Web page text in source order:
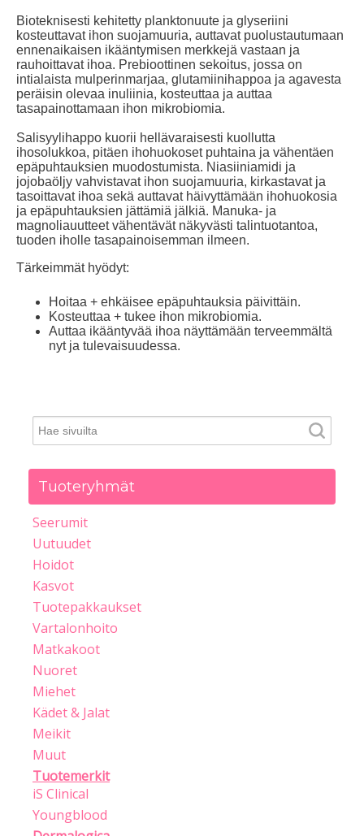
Bioteknisesti kehitetty planktonuute ja glyseriini
kosteuttavat ihon suojamuuria, auttavat puolustautumaan
ennenaikaisen ikääntymisen merkkejä vastaan ja
rauhoittavat ihoa. Prebioottinen sekoitus, jossa on
intialaista mulperinmarjaa, glutamiinihappoa ja agavesta
peräisin olevaa inuliinia, kosteuttaa ja auttaa
tasapainottamaan ihon mikrobiomia.
Salisyylihappo kuorii hellävaraisesti kuollutta
ihosolukkoa, pitäen ihohuokoset puhtaina ja vähentäen
epäpuhtauksien muodostumista. Niasiiniamidi ja
jojobaöljy vahvistavat ihon suojamuuria, kirkastavat ja
tasoittavat ihoa sekä auttavat häivyttämään ihohuokosia
ja epäpuhtauksien jättämiä jälkiä. Manuka- ja
magnoliauutteet vähentävät näkyvästi talintuotantoa,
tuoden iholle tasapainoisemman ilmeen.
Tärkeimmät hyödyt:
Hoitaa + ehkäisee epäpuhtauksia päivittäin.
Kosteuttaa + tukee ihon mikrobiomia.
Auttaa ikääntyvää ihoa näyttämään terveemmältä
nyt ja tulevaisuudessa.
Tuoteryhmät
Seerumit
Uutuudet
Hoidot
Kasvot
Tuotepakkaukset
Vartalonhoito
Matkakoot
Nuoret
Miehet
Kädet & Jalat
Meikit
Muut
Tuotemerkit
iS Clinical
Youngblood